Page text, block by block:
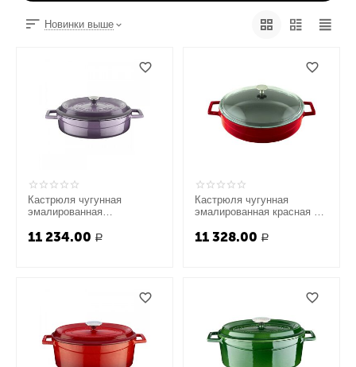
Новинки выше
Кастрюля чугунная
эмалированная
11 234.00 Р
Кастрюля чугунная
эмалированная красная со
см, LAVA
11 328.00 Р